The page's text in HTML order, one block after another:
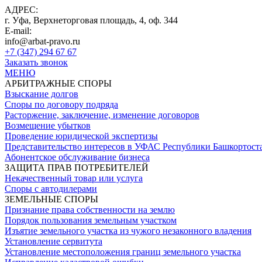
АДРЕС:
г. Уфа, Верхнеторговая площадь, 4, оф. 344
E-mail:
info@arbat-pravo.ru
+7 (347) 294 67 67
Заказать звонок
МЕНЮ
АРБИТРАЖНЫЕ СПОРЫ
Взыскание долгов
Споры по договору подряда
Расторжение, заключение, изменение договоров
Возмещение убытков
Проведение юридической экспертизы
Представительство интересов в УФАС Республики
Абонентское обслуживание бизнеса
ЗАЩИТА ПРАВ ПОТРЕБИТЕЛЕЙ
Некачественный товар или услуга
Споры с автодилерами
ЗЕМЕЛЬНЫЕ СПОРЫ
Признание права собственности на землю
Порядок пользования земельным участком
Изъятие земельного участка из чужого незаконного владения
Установление сервитута
Установление местоположения границ земельного участка